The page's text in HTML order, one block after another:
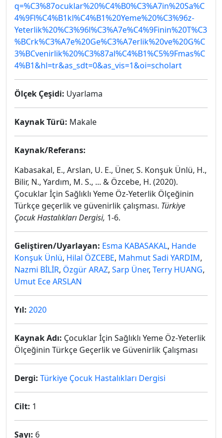
q=%C3%87ocuklar%20%C4%B0%C3%A7in%20Sa%C
4%9Fl%C4%B1kl%C4%B1%20Yeme%20%C3%96z-
Yeterlik%20%C3%96l%C3%A7e%C4%9Finin%20T%C3
%BCrk%C3%A7e%20Ge%C3%A7erlik%20ve%20G%C
3%BCvenirlik%20%C3%87al%C4%B1%C5%9Fmas%C
4%B1&hl=tr&as_sdt=0&as_vis=1&oi=scholart
Ölçek Çeşidi: Uyarlama
Kaynak Türü: Makale
Kaynak/Referans:
Kabasakal, E., Arslan, U. E., Üner, S. Konşuk Ünlü, H.,
Bilir, N., Yardım, M. S., ... & Özcebe, H. (2020).
Çocuklar İçin Sağlıklı Yeme Öz-Yeterlik Ölçeğinin
Türkçe geçerlik ve güvenirlik çalışması. Türkiye
Çocuk Hastalıkları Dergisi, 1-6.
Geliştiren/Uyarlayan: Esma KABASAKAL, Hande
Konşuk Ünlü, Hilal ÖZCEBE, Mahmut Sadi YARDIM,
Nazmi BİLİR, Özgür ARAZ, Sarp Üner, Terry HUANG,
Umut Ece ARSLAN
Yıl: 2020
Kaynak Adı: Çocuklar İçin Sağlıklı Yeme Öz-Yeterlik
Ölçeğinin Türkçe Geçerlik ve Güvenirlik Çalışması
Dergi: Türkiye Çocuk Hastalıkları Dergisi
Cilt: 1
Sayı: 6